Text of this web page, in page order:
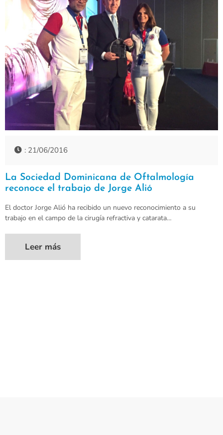
: 21/06/2016
La Sociedad Dominicana de Oftalmología
reconoce el trabajo de Jorge Alió
El doctor Jorge Alió ha recibido un nuevo reconocimiento a su
trabajo en el campo de la cirugía refractiva y catarata…
Leer más